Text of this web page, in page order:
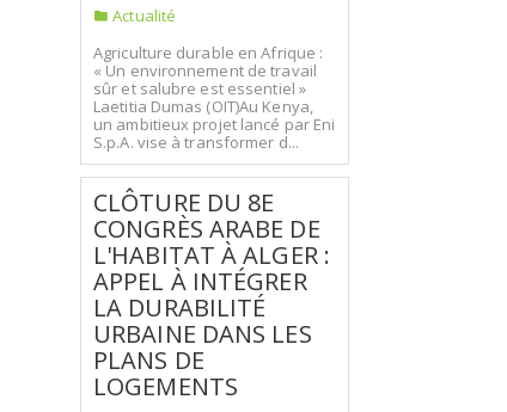
Actualité
Agriculture durable en Afrique :
« Un environnement de travail
sûr et salubre est essentiel »
Laetitia Dumas (OIT)Au Kenya,
un ambitieux projet lancé par Eni
S.p.A. vise à transformer d...
CLÔTURE DU 8E
CONGRÈS ARABE DE
L'HABITAT À ALGER :
APPEL À INTÉGRER
LA DURABILITÉ
URBAINE DANS LES
PLANS DE
LOGEMENTS